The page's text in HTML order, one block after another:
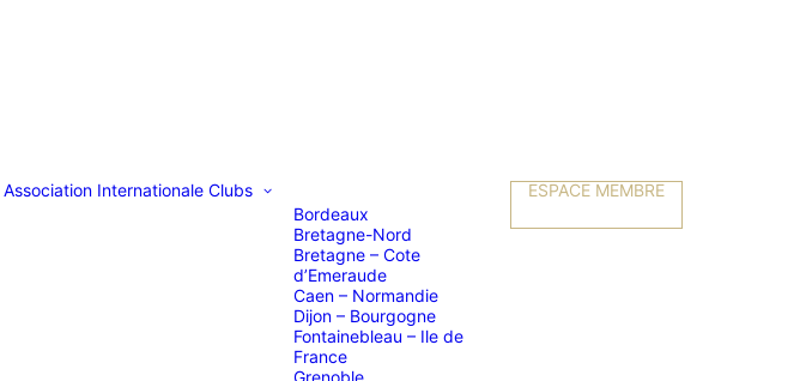
Association Internationale Clubs
Bordeaux
Bretagne-Nord
Bretagne – Cote
d’Emeraude
Caen – Normandie
Dijon – Bourgogne
Fontainebleau – Ile de
France
Grenoble
ESPACE MEMBRE